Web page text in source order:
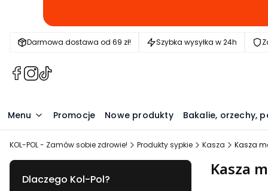
Darmowa dostawa od 69 zł! Szybka wysyłka w 24h
(Otwiera
nowej
karcie)
(Otwiera
nowej
karcie)
(Otwiera
nowej
karcie)
Menu Promocje Nowe produkty Bakalie, orzechy,
KOL-POL - Zamów sobie zdrowie! Produkty sypkie Kasza Kasza
Dlaczego Kol-Pol?
Kasza